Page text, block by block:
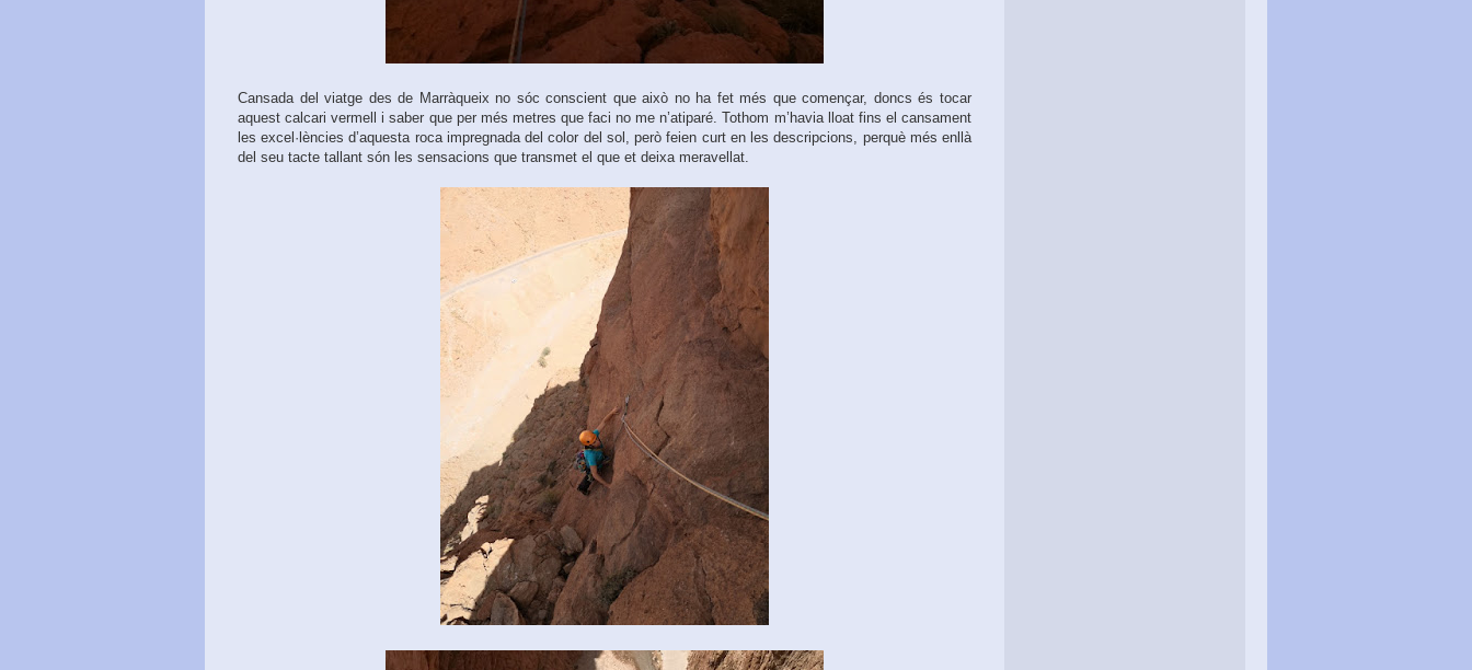
Cansada del viatge des de Marràqueix no sóc conscient que això no ha fet més que començar, doncs és tocar
aquest calcari vermell i saber que per més metres que faci no me n’atiparé. Tothom m’havia lloat fins el cansament
les excel·lències d’aquesta roca impregnada del color del sol, però feien curt en les descripcions, perquè més enllà
del seu tacte tallant són les sensacions que transmet el que et deixa meravellat.